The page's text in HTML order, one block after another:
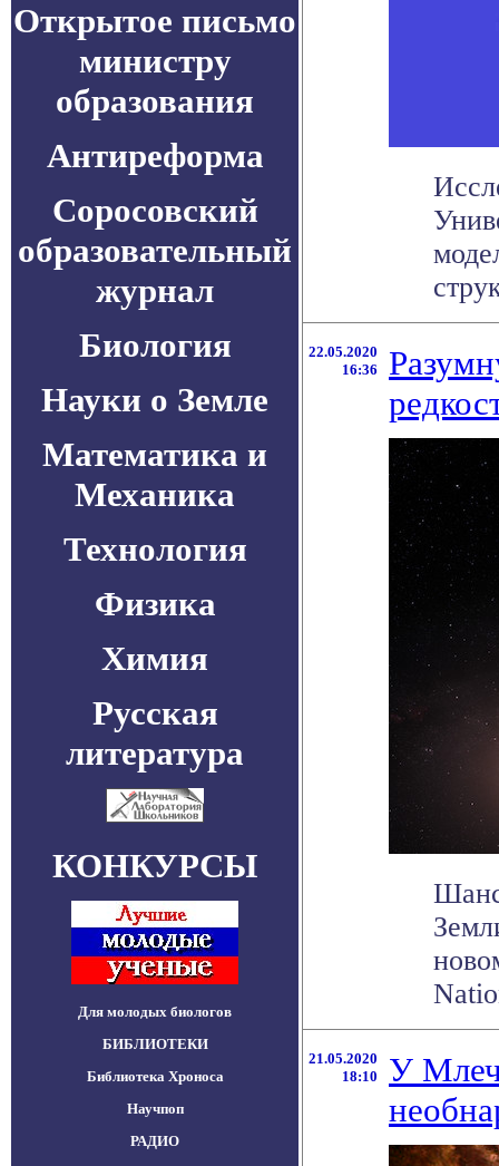
Открытое письмо
министру
образования
Антиреформа
Соросовский
образовательный
журнал
Биология
Науки о Земле
Математика и
Механика
Технология
Физика
Химия
Русская
литература
КОНКУРСЫ
Для молодых биологов
БИБЛИОТЕКИ
Библиотека Хроноса
Научпоп
РАДИО
22.05.2020
16:36
21.05.2020
18:10
У